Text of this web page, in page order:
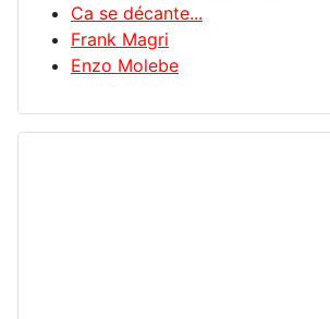
Ca se décante...
Frank Magri
Enzo Molebe